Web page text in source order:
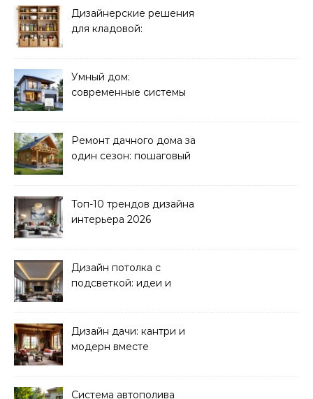
Дизайнерские решения
для кладовой:
Умный дом:
современные системы
Ремонт дачного дома за
один сезон: пошаговый
Топ-10 трендов дизайна
интерьера 2026
Дизайн потолка с
подсветкой: идеи и
Дизайн дачи: кантри и
модерн вместе
Система автополива